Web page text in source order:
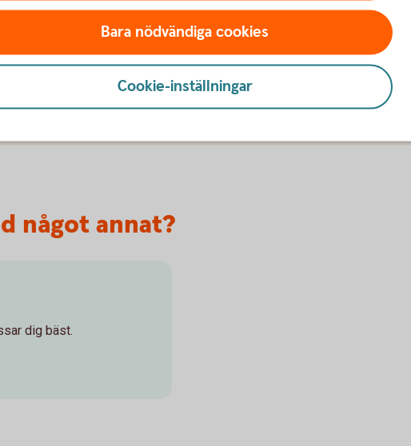
inte är korrekt vald?
Södra Hestra Sparbank?
förening och hur ska den användas?
något annat?
dig bäst.
Bara nödvändiga cookies
Cookie-inställningar